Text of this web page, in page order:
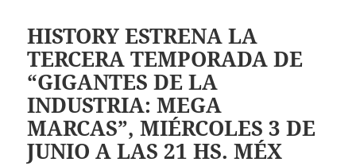
HISTORY ESTRENA LA
TERCERA TEMPORADA DE
“GIGANTES DE LA
INDUSTRIA: MEGA
MARCAS”, MIÉRCOLES 3 DE
JUNIO A LAS 21 HS. MÉX